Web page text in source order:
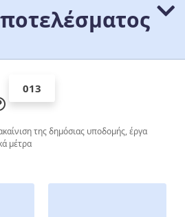
013
της δημόσιας υποδομής, έργα
μέτρα